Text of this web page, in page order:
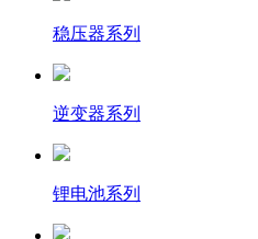
稳压器系列
逆变器系列
锂电池系列